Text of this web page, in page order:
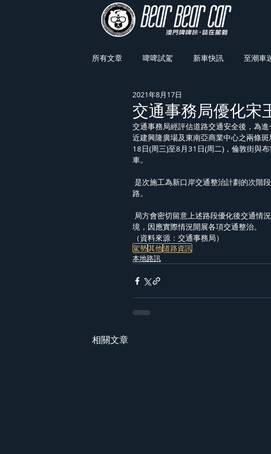
所有文章 啤啤試駕 新車快訊 至潮車
車展焦點
交通事務局優化宋
2021年8月17日
交通事務局經評估道路交通安全後，為
近建興隆廣場及東南亞商業中心之兩條
18日(周三)至8月31日(周二)，倫敦街與
車。
路。
境，因應實際情況開展各項交通整治。
（資料來源：交通事務局）
駕勢其他道路資訊
本地路訊
相關文章